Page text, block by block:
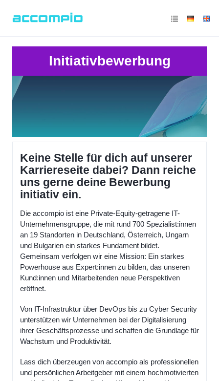
Initiativbewerbung
Keine Stelle für dich auf unserer
Karriereseite dabei? Dann reiche
uns gerne deine Bewerbung
initiativ ein.
Die accompio ist eine Private-Equity-getragene IT-
Unternehmensgruppe, die mit rund 700 Spezialist:innen
an 19 Standorten in Deutschland, Österreich, Ungarn
und Bulgarien ein starkes Fundament bildet.
Gemeinsam verfolgen wir eine Mission: Ein starkes
Powerhouse aus Expert:innen zu bilden, das unseren
Kund:innen und Mitarbeitenden neue Perspektiven
eröffnet.
Von IT-Infrastruktur über DevOps bis zu Cyber Security
unterstützen wir Unternehmen bei der Digitalisierung
ihrer Geschäftsprozesse und schaffen die Grundlage für
Wachstum und Produktivität.
Lass dich überzeugen von accompio als professionellen
und persönlichen Arbeitgeber mit einem hochmotivierten